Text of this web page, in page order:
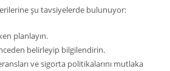
şu tavsiyelerde bulunuyor:
planlayın.
belirleyip bilgilendirin.
ve sigorta politikalarını mutlaka